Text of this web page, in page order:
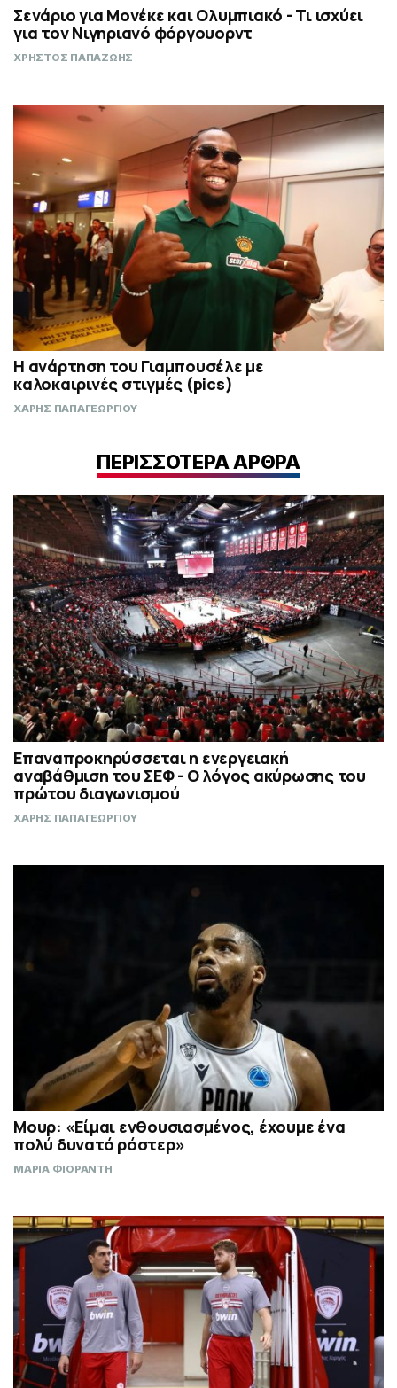
Σενάριο για Μονέκε και Ολυμπιακό - Τι ισχύει
για τον Νιγηριανό φόργουορντ
ΧΡΗΣΤΟΣ ΠΑΠΑΖΩΗΣ
Η ανάρτηση του Γιαμπουσέλε με
καλοκαιρινές στιγμές (pics)
ΧΑΡΗΣ ΠΑΠΑΓΕΩΡΓΙΟΥ
ΠΕΡΙΣΣΟΤΕΡΑ ΑΡΘΡΑ
Επαναπροκηρύσσεται η ενεργειακή
αναβάθμιση του ΣΕΦ - Ο λόγος ακύρωσης του
πρώτου διαγωνισμού
ΧΑΡΗΣ ΠΑΠΑΓΕΩΡΓΙΟΥ
Μουρ: «Είμαι ενθουσιασμένος, έχουμε ένα
πολύ δυνατό ρόστερ»
ΜΑΡΙΑ ΦΙΟΡΑΝΤΗ